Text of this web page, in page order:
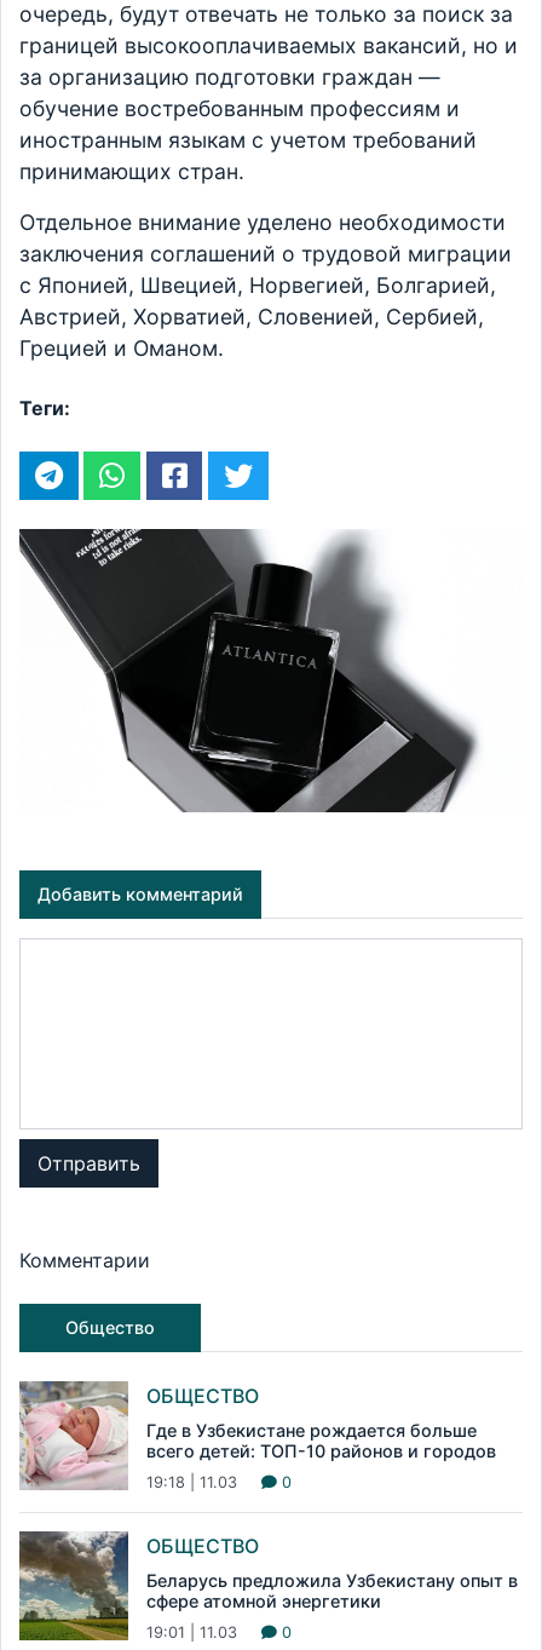
очередь, будут отвечать не только за поиск за
границей высокооплачиваемых вакансий, но и
за организацию подготовки граждан —
обучение востребованным профессиям и
иностранным языкам с учетом требований
принимающих стран.
Отдельное внимание уделено необходимости
заключения соглашений о трудовой миграции
с Японией, Швецией, Норвегией, Болгарией,
Австрией, Хорватией, Словенией, Сербией,
Грецией и Оманом.
Теги:
Добавить комментарий
Отправить
Комментарии
Общество
ОБЩЕСТВО
Где в Узбекистане рождается больше
всего детей: ТОП-10 районов и городов
19:18 | 11.03 0
ОБЩЕСТВО
Беларусь предложила Узбекистану опыт в
сфере атомной энергетики
19:01 | 11.03 0